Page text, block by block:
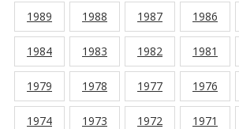
1989 1988 1987 1986
1984 1983 1982 1981
1979 1978 1977 1976
1974 1973 1972 1971